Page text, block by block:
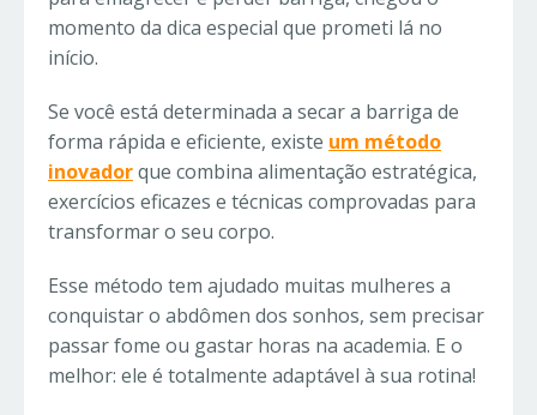
momento da dica especial que prometi lá no
início.
Se você está determinada a secar a barriga de
forma rápida e eficiente, existe um método
inovadorque combina alimentação estratégica,
exercícios eficazes e técnicas comprovadas para
transformar o seu corpo.
Esse método tem ajudado muitas mulheres a
conquistar o abdômen dos sonhos, sem precisar
passar fome ou gastar horas na academia. E o
melhor: ele é totalmente adaptável à sua rotina!